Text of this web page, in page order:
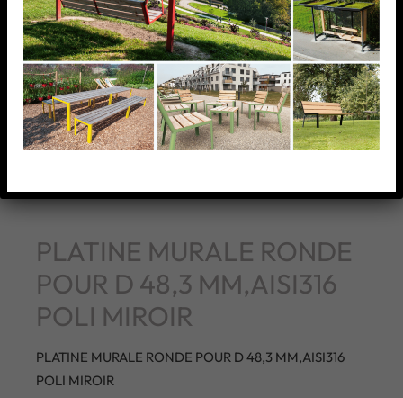
PLATINE MURALE RONDE
POUR D 48,3 MM,AISI316
POLI MIROIR
PLATINE MURALE RONDE POUR D 48,3 MM,AISI316
POLI MIROIR